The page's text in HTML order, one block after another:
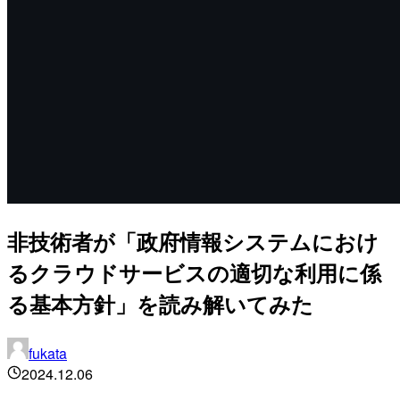
非技術者が「政府情報システムにおけ
るクラウドサービスの適切な利用に係
る基本方針」を読み解いてみた
fukata
2024.12.06